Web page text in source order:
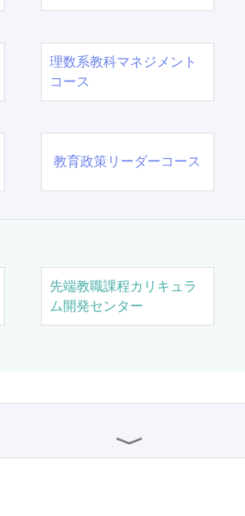
理数系教科マネジメント
コース
教育政策リーダーコース
先端教職課程カリキュラ
ム開発センター